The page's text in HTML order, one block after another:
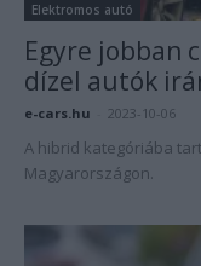
Elektromos autó
Egyre jobban
dízel autók
e-cars.hu 2023-10-06
A hibrid kategóriába
Magyarországon.